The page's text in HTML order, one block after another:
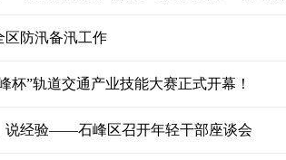
区防汛备汛工作
杯”轨道交通产业技能大赛正式开幕！
说经验——石峰区召开年轻干部座谈会